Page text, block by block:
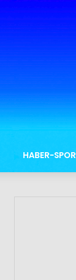
HABER-SPOR